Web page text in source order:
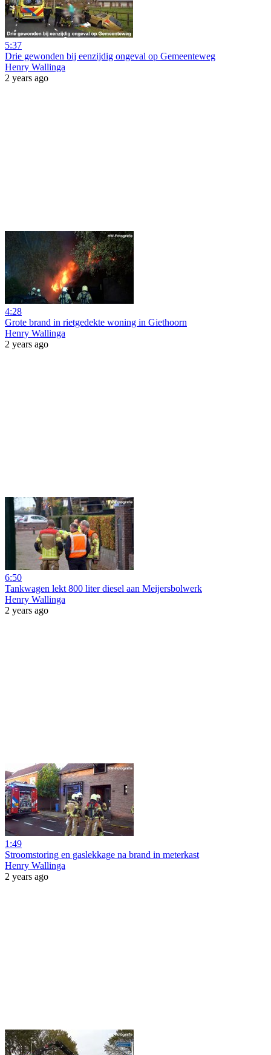
5:37
Drie gewonden bij eenzijdig ongeval op Gemeenteweg
Henry Wallinga
2 years ago
4:28
Grote brand in rietgedekte woning in Giethoorn
Henry Wallinga
2 years ago
6:50
Tankwagen lekt 800 liter diesel aan Meijersbolwerk
Henry Wallinga
2 years ago
1:49
Stroomstoring en gaslekkage na brand in meterkast
Henry Wallinga
2 years ago